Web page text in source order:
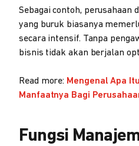
Sebagai contoh, perusahaan
yang buruk biasanya
secara intensif. Tanpa
bisnis tidak akan berjalan
Read more: Mengenal Apa
Manfaatnya Bagi
Fungsi